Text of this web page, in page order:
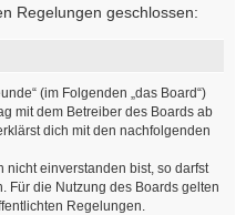
Regelungen geschlossen:
(im Folgenden „das Board“)
mit dem Betreiber des Boards ab
dich mit den nachfolgenden
einverstanden bist, so darfst
Für die Nutzung des Boards gelten
Regelungen.